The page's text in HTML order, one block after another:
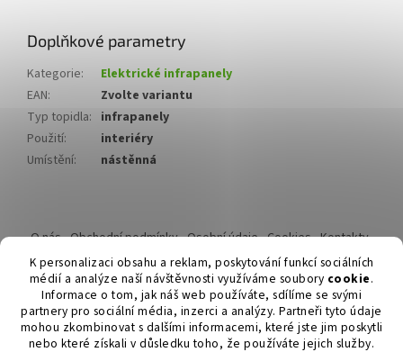
K personalizaci obsahu a reklam, poskytování funkcí sociálních
médií a analýze naší návštěvnosti využíváme soubory cookie.
Informace o tom, jak náš web používáte, sdílíme se svými
partnery pro sociální média, inzerci a analýzy. Partneři tyto údaje
mohou zkombinovat s dalšími informacemi, které jste jim poskytli
nebo které získali v důsledku toho, že používáte jejich služby.
Doplňkové parametry
Kategorie:
Elektrické infrapanely
EAN:
Zvolte variantu
Typ topidla: infrapanely
Použití:
interiéry
Umístění: nástěnná
á
p
O nás Obchodní podmínky Osobní údaje Cookies Kontakty
Reklamační řád
Vytvořil Shoptet